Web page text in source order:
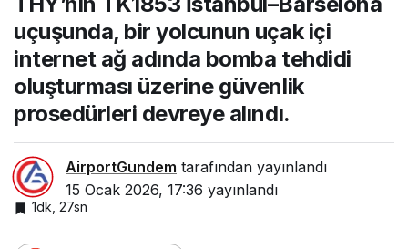
ı
uçuşunda, bir yolcunun uçak içi
internet ağ adında bomba tehdidi
oluşturması üzerine güvenlik
prosedürleri devreye alındı.
AirportGundem tarafından yayınlandı
15 Ocak 2026, 17:36 yayınlandı
1dk, 27sn